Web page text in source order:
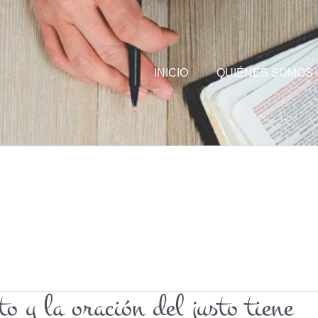
INICIO QUIÉNES SOMOS
y la oración del justo tiene